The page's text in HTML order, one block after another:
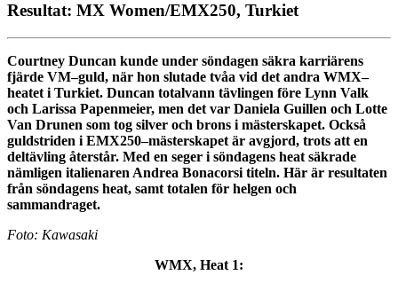
Resultat: MX Women/EMX250, Turkiet
Courtney Duncan kunde under söndagen säkra karriärens
fjärde VM–guld, när hon slutade tvåa vid det andra WMX–
heatet i Turkiet. Duncan totalvann tävlingen före Lynn Valk
och Larissa Papenmeier, men det var Daniela Guillen och Lotte
Van Drunen som tog silver och brons i mästerskapet. Också
guldstriden i EMX250–mästerskapet är avgjord, trots att en
deltävling återstår. Med en seger i söndagens heat säkrade
nämligen italienaren Andrea Bonacorsi titeln. Här är resultaten
från söndagens heat, samt totalen för helgen och
sammandraget.
Foto: Kawasaki
WMX, Heat 1: